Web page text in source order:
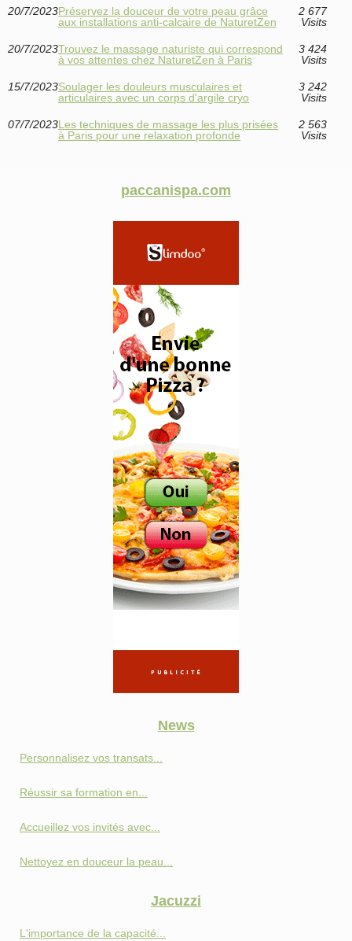
20/7/2023Préservez la douceur de votre peau grâce
aux installations anti-calcaire de NaturetZen
2 677
Visits
20/7/2023Trouvez le massage naturiste qui correspond
à vos attentes chez NaturetZen à Paris
3 424
Visits
15/7/2023Soulager les douleurs musculaires et
articulaires avec un corps d'argile cryo
3 242
Visits
07/7/2023Les techniques de massage les plus prisées
à Paris pour une relaxation profonde
2 563
Visits
paccanispa.com
News
Personnalisez vos transats...
Réussir sa formation en...
Accueillez vos invités avec...
Nettoyez en douceur la peau...
Jacuzzi
L'importance de la capacité...